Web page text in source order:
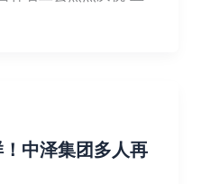
中泽集团多人再